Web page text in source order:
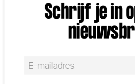
Schrijf je in